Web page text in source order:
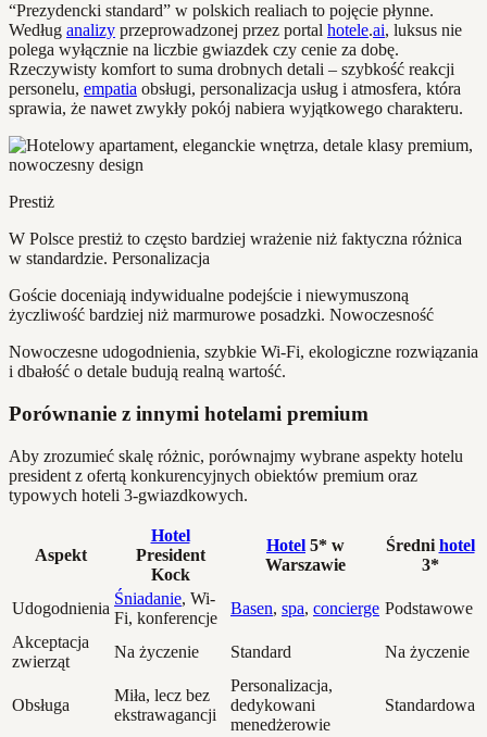
“Prezydencki standard” w polskich realiach to pojęcie płynne.
Według analizy przeprowadzonej przez portal hotele.ai, luksus nie
polega wyłącznie na liczbie gwiazdek czy cenie za dobę.
Rzeczywisty komfort to suma drobnych detali – szybkość reakcji
personelu, empatia obsługi, personalizacja usług i atmosfera, która
sprawia, że nawet zwykły pokój nabiera wyjątkowego charakteru.
Prestiż
W Polsce prestiż to często bardziej wrażenie niż faktyczna różnica
w standardzie. Personalizacja
Goście doceniają indywidualne podejście i niewymuszoną
życzliwość bardziej niż marmurowe posadzki. Nowoczesność
Nowoczesne udogodnienia, szybkie Wi-Fi, ekologiczne rozwiązania
i dbałość o detale budują realną wartość.
Porównanie z innymi hotelami premium
Aby zrozumieć skalę różnic, porównajmy wybrane aspekty hotelu
president z ofertą konkurencyjnych obiektów premium oraz
typowych hoteli 3-gwiazdkowych.
Aspekt
Hotel
President
Kock
Hotel 5* w
Warszawie
Średni hotel
3*
Udogodnienia
Śniadanie, Wi-
Fi, konferencje
Basen, spa, concierge Podstawowe
Akceptacja
zwierząt
Na życzenie Standard Na życzenie
Obsługa
Miła, lecz bez
ekstrawagancji
Personalizacja,
dedykowani
menedżerowie
Standardowa